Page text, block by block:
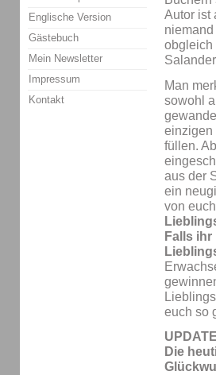
Autor ist
obgleich
Man
sowohl
einzigen
füllen.
aus der
ein
von
Falls
euch so
Die
Englische Version
Gästebuch
Mein Newsletter
Impressum
Kontakt